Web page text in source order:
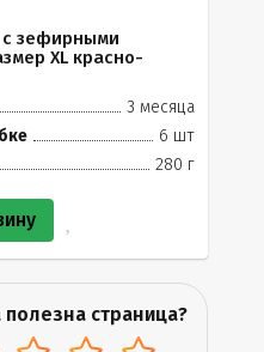
с зефирными
XL красно-
3 месяца
6 шт
280 г
страница?